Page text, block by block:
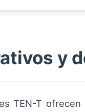
y
TEN-T